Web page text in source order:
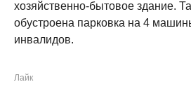
хозяйственно-бытовое здание.
обустроена парковка на 4
инвалидов.
Лайк